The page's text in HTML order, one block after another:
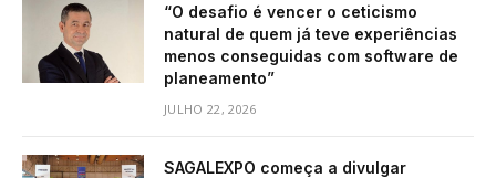
“O desafio é vencer o ceticismo
natural de quem já teve experiências
menos conseguidas com software de
planeamento”
JULHO 22, 2026
SAGALEXPO começa a divulgar